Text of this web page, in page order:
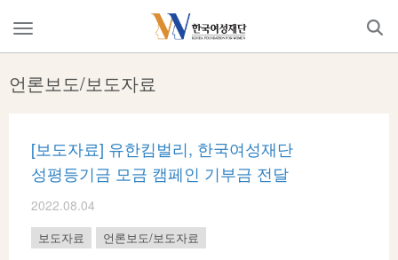
메
뉴
기
언론보도/보도자료
[보도자료] 유한킴벌리, 한국여성재단
성평등기금 모금 캠페인 기부금 전달
2022.08.04
보도자료 언론보도/보도자료